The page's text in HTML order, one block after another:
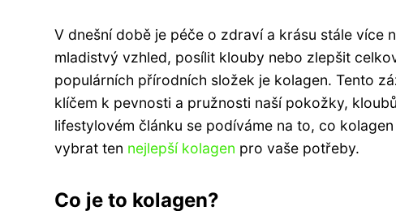
V dnešní době je péče o zdraví a krásu stále více
mladistvý vzhled, posílit klouby nebo zlepšit
populárních přírodních složek je kolagen. Tento
klíčem k pevnosti a pružnosti naší pokožky,
lifestylovém článku se podíváme na to, co
vybrat ten nejlepší kolagen pro vaše potřeby.
Co je to kolagen?